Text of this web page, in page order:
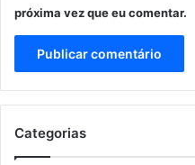
próxima vez que eu comentar.
Categorias